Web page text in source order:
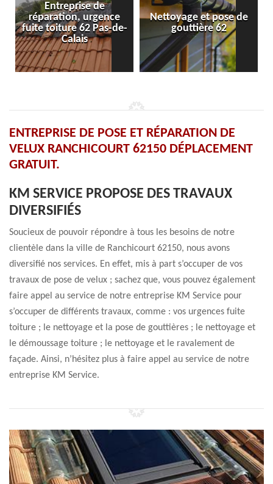
Entreprise de
réparation, urgence
fuite toiture 62 Pas-de-
Calais
Nettoyage et pose de
gouttière 62
ENTREPRISE DE POSE ET RÉPARATION DE
VELUX RANCHICOURT 62150 DÉPLACEMENT
GRATUIT.
KM SERVICE PROPOSE DES TRAVAUX
DIVERSIFIÉS
Soucieux de pouvoir répondre à tous les besoins de notre
clientèle dans la ville de Ranchicourt 62150, nous avons
diversifié nos services. En effet, mis à part s’occuper de vos
travaux de pose de velux ; sachez que, vous pouvez également
faire appel au service de notre entreprise KM Service pour
s’occuper de différents travaux, comme : vos urgences fuite
toiture ; le nettoyage et la pose de gouttières ; le nettoyage et
le démoussage toiture ; le nettoyage et le ravalement de
façade. Ainsi, n’hésitez plus à faire appel au service de notre
entreprise KM Service.